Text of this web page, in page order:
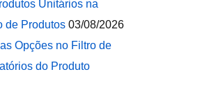
Unitários na
de Produtos 03/08/2026
Opções no Filtro de
do Produto